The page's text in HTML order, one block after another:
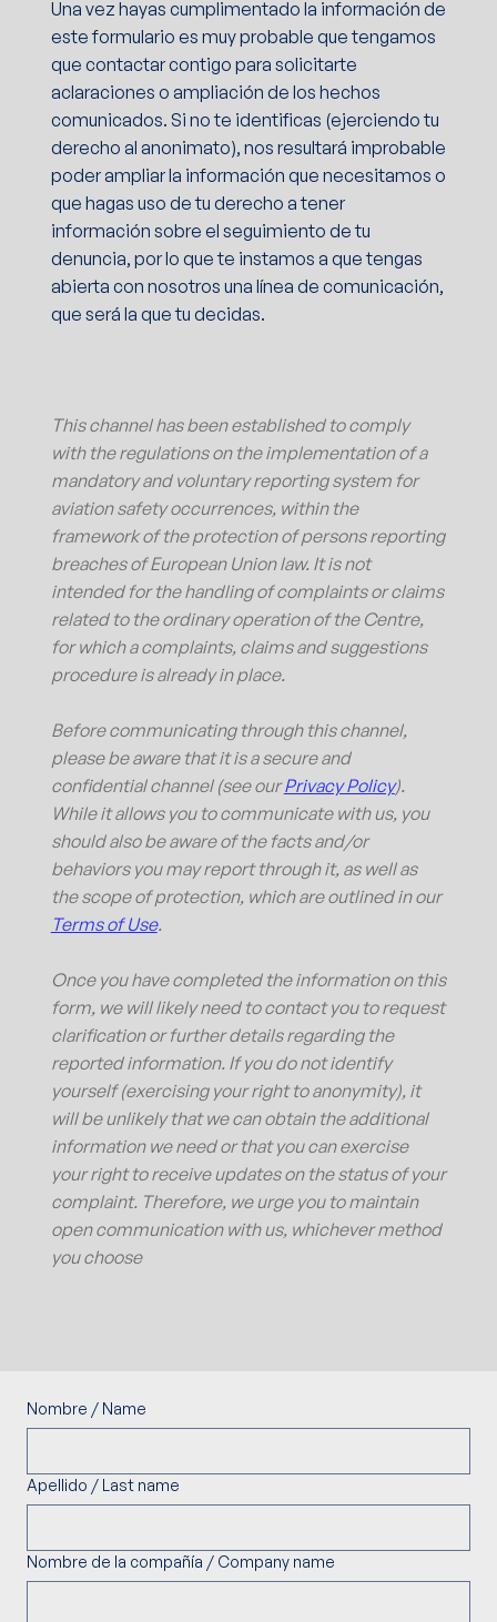
Una vez hayas cumplimentado la información de
este formulario es muy probable que tengamos
que contactar contigo para solicitarte
aclaraciones o ampliación de los hechos
comunicados. Si no te identificas (ejerciendo tu
derecho al anonimato), nos resultará improbable
poder ampliar la información que necesitamos o
que hagas uso de tu derecho a tener
información sobre el seguimiento de tu
denuncia, por lo que te instamos a que tengas
abierta con nosotros una línea de comunicación,
que será la que tu decidas.
This channel has been established to comply
with the regulations on the implementation of a
mandatory and voluntary reporting system for
aviation safety occurrences, within the
framework of the protection of persons reporting
breaches of European Union law. It is not
intended for the handling of complaints or claims
related to the ordinary operation of the Centre,
for which a complaints, claims and suggestions
procedure is already in place.
Before communicating through this channel,
please be aware that it is a secure and
confidential channel (see ourPrivacy Policy).
While it allows you to communicate with us, you
should also be aware of the facts and/or
behaviors you may report through it, as well as
the scope of protection, which are outlined in our
Terms of Use.
Once you have completed the information on this
form, we will likely need to contact you to request
clarification or further details regarding the
reported information. If you do not identify
yourself (exercising your right to anonymity), it
will be unlikely that we can obtain the additional
information we need or that you can exercise
your right to receive updates on the status of your
complaint. Therefore, we urge you to maintain
open communication with us, whichever method
you choose
Nombre / Name
Apellido / Last name
Nombre de la compañía / Company name